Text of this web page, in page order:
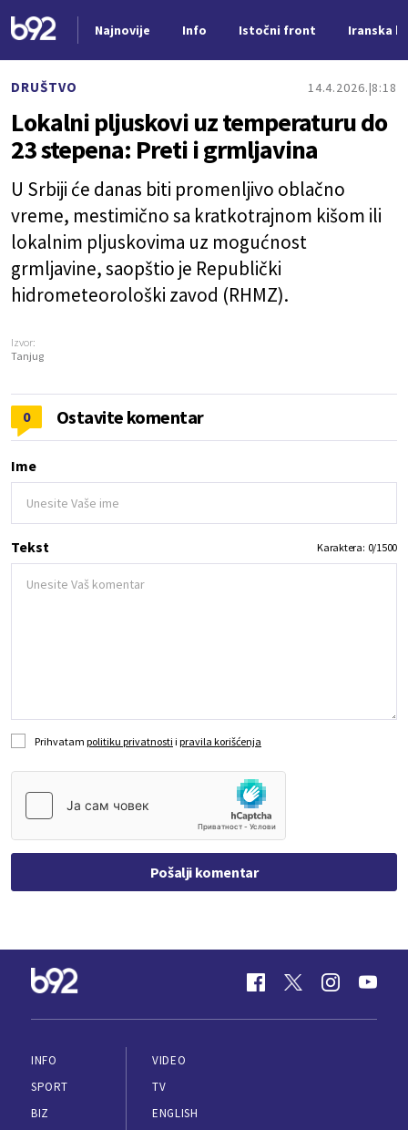
Najnovije Info Istočni front Iranska
DRUŠTVO 14.4.2026. 8:18
Lokalni pljuskovi uz temperaturu do
23 stepena: Preti i grmljavina
U Srbiji će danas biti promenljivo oblačno
vreme, mestimično sa kratkotrajnom kišom ili
lokalnim pljuskovima uz mogućnost
grmljavine, saopštio je Republički
hidrometeorološki zavod (RHMZ).
Izvor:
Tanjug
0 Ostavite komentar
Ime
Tekst Karaktera: 0/1500
Prihvatam politiku privatnosti i pravila korišćenja
Pošalji komentar
INFO
SPORT
BIZ
VIDEO
TV
ENGLISH